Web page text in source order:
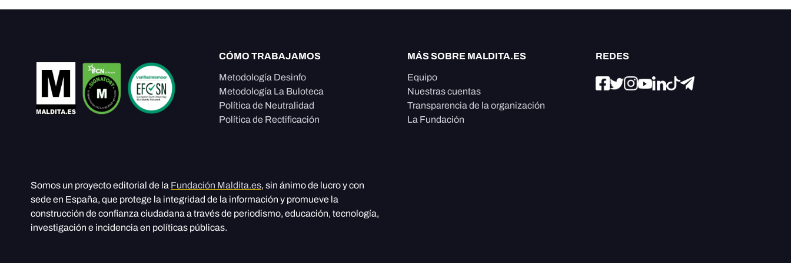
CÓMO TRABAJAMOS
Metodología Desinfo
Metodología La Buloteca
Política de Neutralidad
Política de Rectificación
MÁS SOBRE MALDITA.ES
Equipo
Nuestras cuentas
Transparencia de la organización
La Fundación
REDES
Somos un proyecto editorial de la Fundación Maldita.es, sin ánimo de lucro y con
sede en España, que protege la integridad de la información y promueve la
construcción de confianza ciudadana a través de periodismo, educación, tecnología,
investigación e incidencia en políticas públicas.